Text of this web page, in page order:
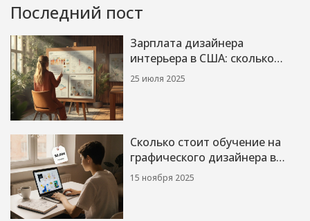
Последний пост
Зарплата дизайнера
интерьера в США: сколько
реально зарабатывают в 2025
25 июля 2025
Сколько стоит обучение на
графического дизайнера в
2025 году
15 ноября 2025